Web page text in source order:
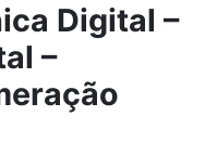
Digital –
–